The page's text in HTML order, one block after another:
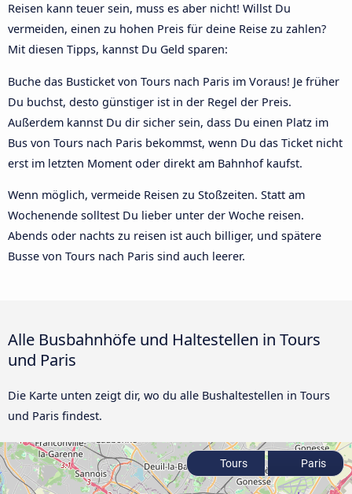
Reisen kann teuer sein, muss es aber nicht! Willst Du
vermeiden, einen zu hohen Preis für deine Reise zu zahlen?
Mit diesen Tipps, kannst Du Geld sparen:
Buche das Busticket von Tours nach Paris im Voraus! Je früher
Du buchst, desto günstiger ist in der Regel der Preis.
Außerdem kannst Du dir sicher sein, dass Du einen Platz im
Bus von Tours nach Paris bekommst, wenn Du das Ticket nicht
erst im letzten Moment oder direkt am Bahnhof kaufst.
Wenn möglich, vermeide Reisen zu Stoßzeiten. Statt am
Wochenende solltest Du lieber unter der Woche reisen.
Abends oder nachts zu reisen ist auch billiger, und spätere
Busse von Tours nach Paris sind auch leerer.
Alle Busbahnhöfe und Haltestellen in Tours
und Paris
Die Karte unten zeigt dir, wo du alle Bushaltestellen in Tours
und Paris findest.
Tours Paris